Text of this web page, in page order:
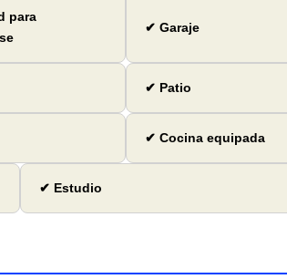
para
✔ Garaje
✔ Patio
✔ Cocina equipada
✔ Estudio